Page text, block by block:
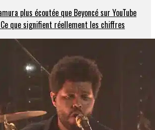
plus écoutée que Beyoncé sur YouTube
que signifient réellement les chiffres